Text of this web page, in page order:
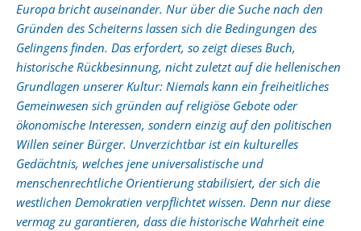
Europa bricht auseinander. Nur über die Suche nach den
Gründen des Scheiterns lassen sich die Bedingungen des
Gelingens finden. Das erfordert, so zeigt dieses Buch,
historische Rückbesinnung, nicht zuletzt auf die hellenischen
Grundlagen unserer Kultur: Niemals kann ein freiheitliches
Gemeinwesen sich gründen auf religiöse Gebote oder
ökonomische Interessen, sondern einzig auf den politischen
Willen seiner Bürger. Unverzichtbar ist ein kulturelles
Gedächtnis, welches jene universalistische und
menschenrechtliche Orientierung stabilisiert, der sich die
westlichen Demokratien verpflichtet wissen. Denn nur diese
vermag zu garantieren, dass die historische Wahrheit eine